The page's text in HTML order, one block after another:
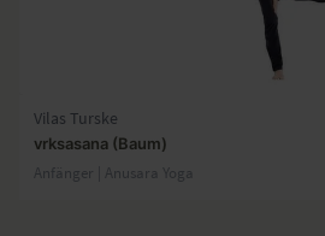
Vilas Turske
vrksasana (Baum)
Anfänger | Anusara Yoga